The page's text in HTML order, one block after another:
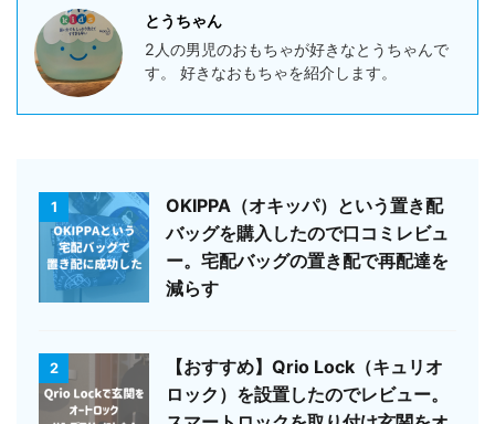
とうちゃん
2人の男児のおもちゃが好きなとうちゃんで
す。 好きなおもちゃを紹介します。
1
OKIPPA（オキッパ）という置き配
バッグを購入したので口コミレビュ
ー。宅配バッグの置き配で再配達を
減らす
2
【おすすめ】Qrio Lock（キュリオ
ロック）を設置したのでレビュー。